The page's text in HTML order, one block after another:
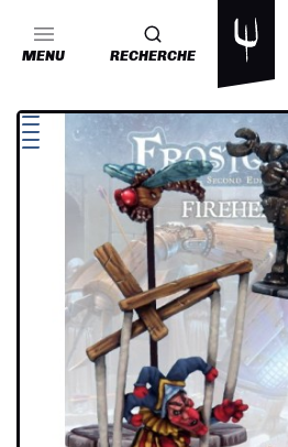
MENU RECHERCHE